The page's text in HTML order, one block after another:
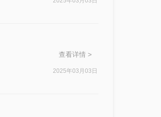
查看详情 >
2025年03月03日